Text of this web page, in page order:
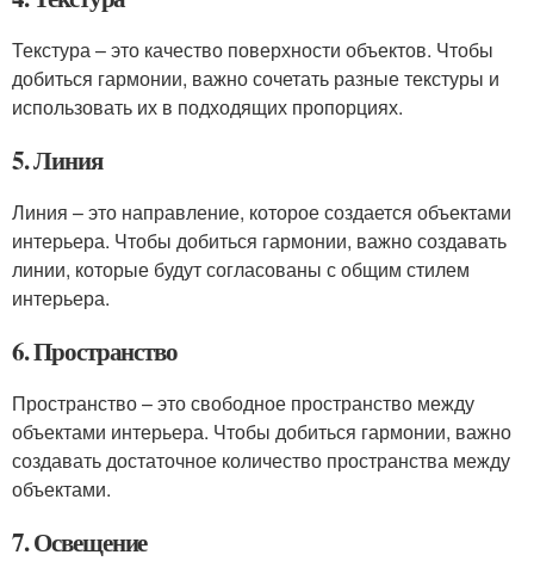
Текстура – это качество поверхности объектов. Чтобы
добиться гармонии, важно сочетать разные текстуры и
использовать их в подходящих пропорциях.
5. Линия
Линия – это направление, которое создается объектами
интерьера. Чтобы добиться гармонии, важно создавать
линии, которые будут согласованы с общим стилем
интерьера.
6. Пространство
Пространство – это свободное пространство между
объектами интерьера. Чтобы добиться гармонии, важно
создавать достаточное количество пространства между
объектами.
7. Освещение